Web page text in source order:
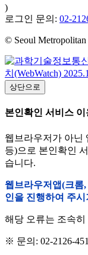
)
로그인 문의: 02-
© Seoul Metropolitan
상단으로
본인확인 서비스
웹브라우저가 아닌
등)으로 본인확인
습니다.
웹브라우저앱(크롬
인을 진행하여 주
해당 오류는 조속
※ 문의: 02-2126-